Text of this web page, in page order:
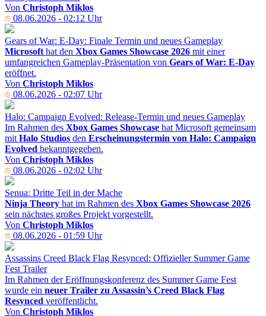
Von Christoph Miklos
08.06.2026 - 02:12 Uhr
Gears of War: E-Day: Finale Termin und neues Gameplay
Microsoft hat den Xbox Games Showcase 2026 mit einer
umfangreichen Gameplay-Präsentation von Gears of War: E-Day
eröffnet.
Von Christoph Miklos
08.06.2026 - 02:07 Uhr
Halo: Campaign Evolved: Release-Termin und neues Gameplay
Im Rahmen des Xbox Games Showcase hat Microsoft gemeinsam
mit Halo Studios den Erscheinungstermin von Halo: Campaign
Evolved bekanntgegeben.
Von Christoph Miklos
08.06.2026 - 02:02 Uhr
Senua: Dritte Teil in der Mache
Ninja Theory hat im Rahmen des Xbox Games Showcase 2026
sein nächstes großes Projekt vorgestellt.
Von Christoph Miklos
08.06.2026 - 01:59 Uhr
Assassins Creed Black Flag Resynced: Offizieller Summer Game
Fest Trailer
Im Rahmen der Eröffnungskonferenz des Summer Game Fest
wurde ein neuer Trailer zu Assassin’s Creed Black Flag
Resynced veröffentlicht.
Von Christoph Miklos